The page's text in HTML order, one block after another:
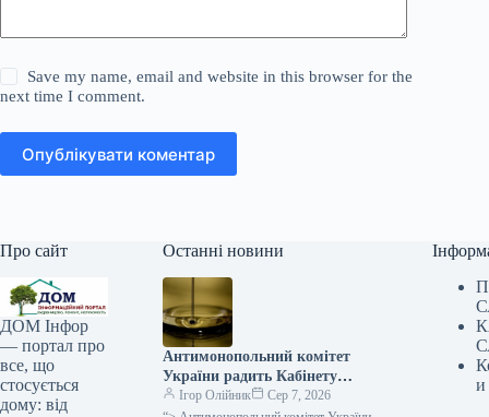
Save my name, email and website in this browser for the
next time I comment.
Опублікувати коментар
Про сайт
ДОМ Інфор
— портал про
все, що
стосується
дому: від
Останні новини
Антимонопольний комітет
України радить Кабінету
Міністрів переоцінити
Ігор Олійник
Сер 7, 2026
и